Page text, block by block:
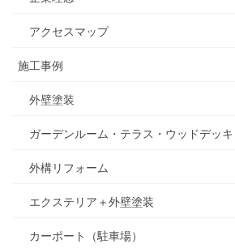
アクセスマップ
施工事例
外壁塗装
ガーデンルーム・テラス・ウッドデッキ
外構リフォーム
エクステリア＋外壁塗装
カーポート（駐車場）